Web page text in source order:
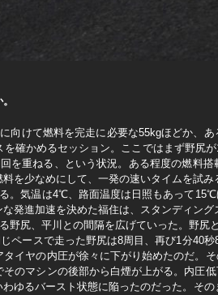
向けて燃料を完走に必要な55kgほどか、
確かめるセッション。ここではまず野尻
を重ねる、という状況。ある程度の燃料
を少なめにして、一発の速いタイムを試
。気温は4℃、路面温度は日照もあって
発進加速を決めた福住は、スタンディン
野尻、平川との間隔を広げていった。野尻
ペースで走った野尻は8周目、再び1分40
イヤの内圧が徐々に下がり始めたのだ。
のマシンの後部から白煙が上がる。内圧
ゆるバースト状態に陥ったのだった。そ